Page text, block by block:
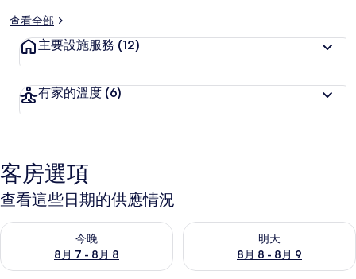
查看全部
主要設施服務 (12)
有家的溫度 (6)
客房選項
查看這些日期的供應情況
今晚
8月 7 - 8月 8
查看今晚 (8月 7 - 8月 8) 的供應情況
明天
8月 8 - 8月 9
查看明天 (8月 8 - 8月 9) 的供